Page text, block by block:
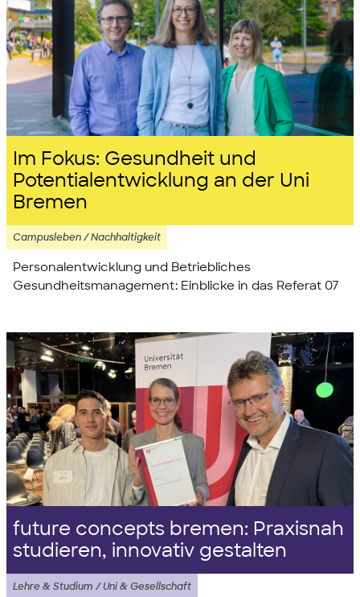
Im Fokus: Gesundheit und
Potentialentwicklung an der Uni
Bremen
Campusleben / Nachhaltigkeit
Personalentwicklung und Betriebliches
Gesundheitsmanagement: Einblicke in das Referat 07
future concepts bremen: Praxisnah
studieren, innovativ gestalten
Lehre & Studium / Uni & Gesellschaft